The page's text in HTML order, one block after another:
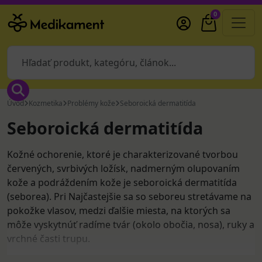
0
Úvod Kozmetika Problémy kože Seboroická dermatitída
Seboroická dermatitída
Kožné ochorenie, ktoré je charakterizované tvorbou
červených, svrbivých ložísk, nadmerným olupovaním
kože a podráždením kože je seboroická dermatitída
(seborea). Pri Najčastejšie sa so seboreu stretávame na
pokožke vlasov, medzi ďalšie miesta, na ktorých sa
môže vyskytnúť radíme tvár (okolo obočia, nosa), ruky a
vrchné časti trupu.